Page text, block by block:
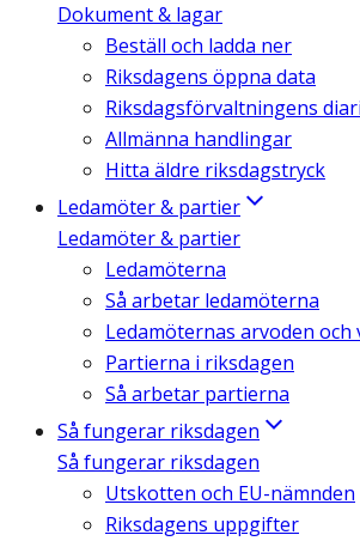
Dokument & lagar
Beställ och ladda ner
Riksdagens öppna data
Riksdagsförvaltningens
Allmänna handlingar
Hitta äldre riksdagstryck
Ledamöter & partier
Ledamöter & partier
Ledamöterna
Så arbetar ledamöterna
Ledamöternas arvoden och
Partierna i riksdagen
Så arbetar partierna
Så fungerar riksdagen
Så fungerar riksdagen
Utskotten och EU-nämnden
Riksdagens uppgifter